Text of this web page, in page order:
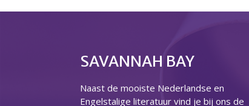
SAVANNAH BAY
Naast de mooiste Nederlandse en
Engelstalige literatuur vind je bij ons de